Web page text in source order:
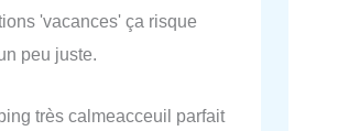
'vacances' ça risque
peu juste.
très calmeacceuil parfait